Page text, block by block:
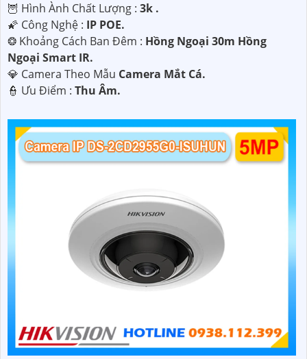
🦉 Hình Ành Chất Lượng : 3k .
🌠 Công Nghệ : IP POE.
❂ Khoảng Cách Ban Đêm : Hồng Ngoại 30m Hồng
Ngoại Smart IR.
💎 Camera Theo Mẫu Camera Mắt Cá.
️👮 Ưu Điểm : Thu Âm.